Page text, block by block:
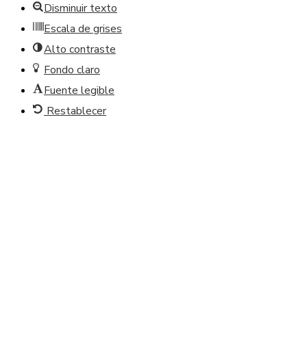
Disminuir texto
Escala de grises
Alto contraste
Fondo claro
Fuente legible
Restablecer